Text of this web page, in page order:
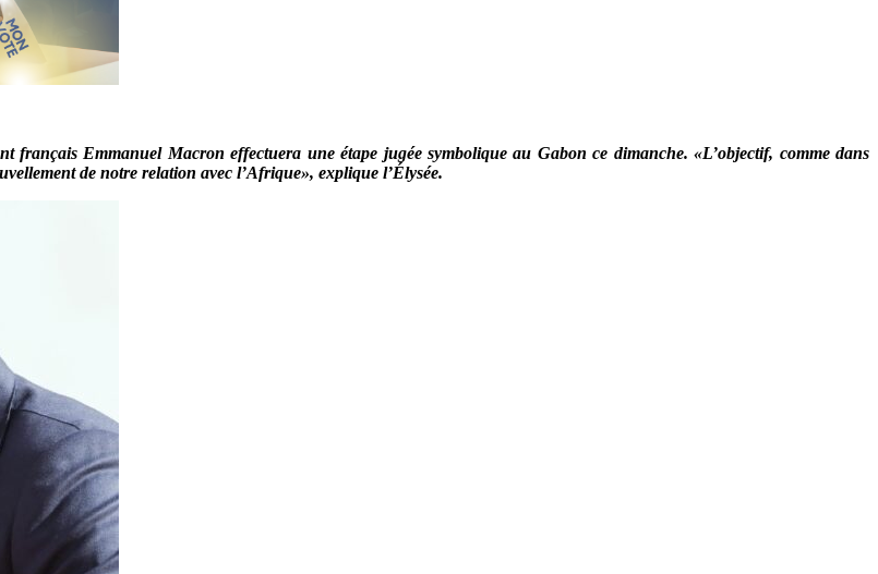
français Emmanuel Macron effectuera une étape jugée symbolique au Gabon ce dimanche. «L’objectif, comme dans
de notre relation avec l’Afrique», explique l’Élysée.